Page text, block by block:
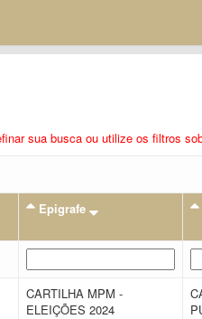
sua busca ou utilize os filtros
Epigrafe
CARTILHA MPM -
ELEIÇÕES 2024